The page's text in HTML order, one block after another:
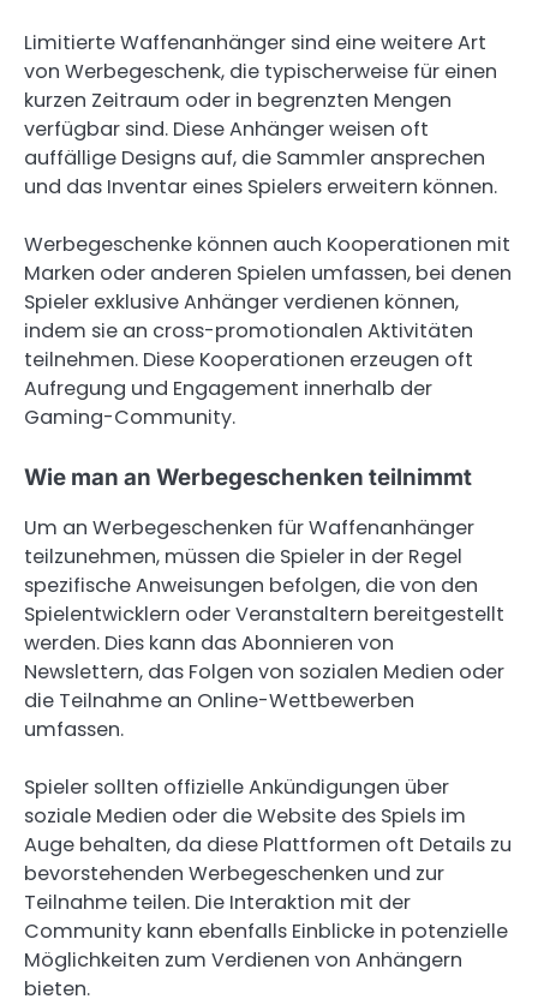
Limitierte Waffenanhänger sind eine weitere Art
von Werbegeschenk, die typischerweise für einen
kurzen Zeitraum oder in begrenzten Mengen
verfügbar sind. Diese Anhänger weisen oft
auffällige Designs auf, die Sammler ansprechen
und das Inventar eines Spielers erweitern können.
Werbegeschenke können auch Kooperationen mit
Marken oder anderen Spielen umfassen, bei denen
Spieler exklusive Anhänger verdienen können,
indem sie an cross-promotionalen Aktivitäten
teilnehmen. Diese Kooperationen erzeugen oft
Aufregung und Engagement innerhalb der
Gaming-Community.
Wie man an Werbegeschenken teilnimmt
Um an Werbegeschenken für Waffenanhänger
teilzunehmen, müssen die Spieler in der Regel
spezifische Anweisungen befolgen, die von den
Spielentwicklern oder Veranstaltern bereitgestellt
werden. Dies kann das Abonnieren von
Newslettern, das Folgen von sozialen Medien oder
die Teilnahme an Online-Wettbewerben
umfassen.
Spieler sollten offizielle Ankündigungen über
soziale Medien oder die Website des Spiels im
Auge behalten, da diese Plattformen oft Details zu
bevorstehenden Werbegeschenken und zur
Teilnahme teilen. Die Interaktion mit der
Community kann ebenfalls Einblicke in potenzielle
Möglichkeiten zum Verdienen von Anhängern
bieten.